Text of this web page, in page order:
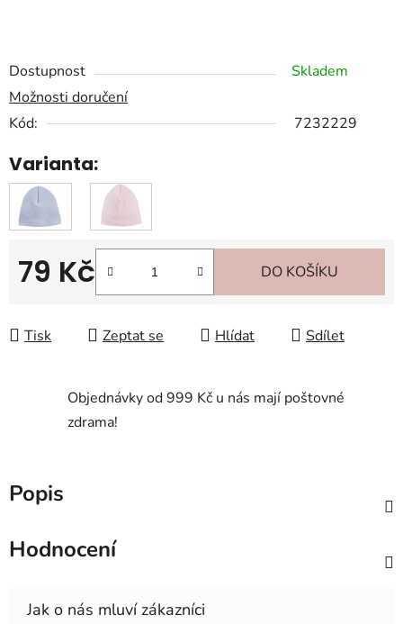
Dostupnost
Skladem
Možnosti doručení
Kód:
7232229
Varianta:
79 Kč DO KOŠÍKU
Tisk Zeptat se Hlídat Sdílet
Objednávky od 999 Kč u nás mají poštovné
zdrama!
Popis
Hodnocení